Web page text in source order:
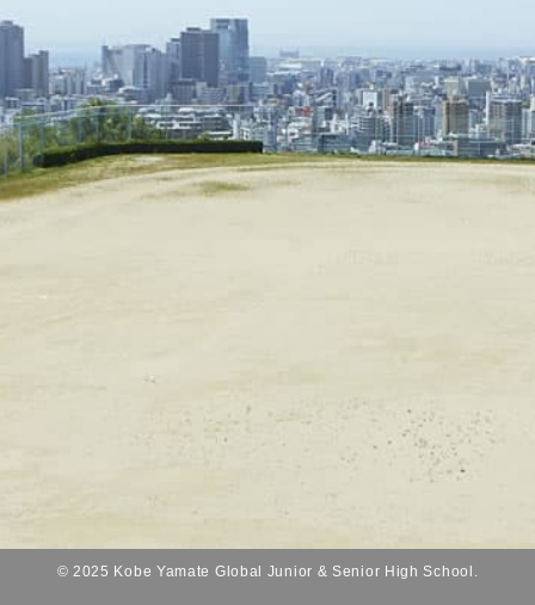
© 2025 Kobe Yamate Global Junior & Senior High School.